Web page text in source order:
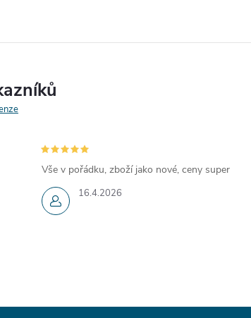
16.4.2026
Vše v pořádku, zboží jako nové, ceny super